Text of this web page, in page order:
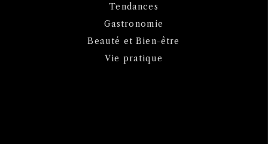
Tendances
Gastronomie
Beauté et Bien-être
Vie pratique